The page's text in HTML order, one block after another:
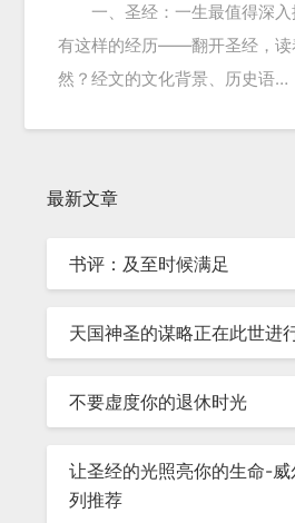
一、圣经：一生最值得深
有这样的经历——翻开圣经，读
然？经文的文化背景、历史语…
最新文章
书评：及至时候满足
天国神圣的谋略正在此世进
不要虚度你的退休时光
让圣经的光照亮你的生命-
列推荐